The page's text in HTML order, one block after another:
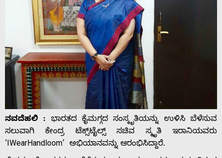
ನವದೆಹಲಿ : ಭಾರತದ ಕೈಮಗ್ಗದ ಸಂಸ್ಕೃತಿಯನ್ನು ಉಳಿಸಿ ಬೆಳೆಸುವ
ಸಲುವಾಗಿ ಕೇಂದ್ರ ಟೆಕ್ಸ್‌ಟೈಲ್ಸ್ ಸಚಿವ ಸ್ಮೃತಿ ಇರಾನಿಯವರು
‘IWearHandloom’ ಅಭಿಯಾನವನ್ನು ಆರಂಭಿಸಿದ್ದಾರೆ.